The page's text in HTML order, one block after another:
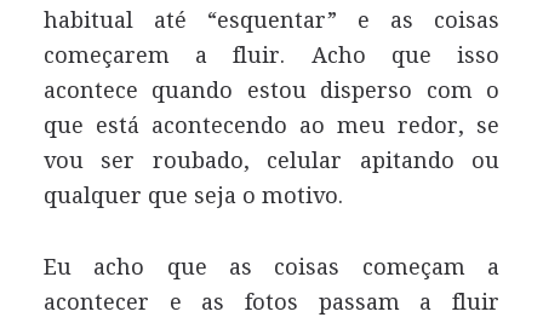
habitual até “esquentar” e as coisas
começarem a fluir. Acho que isso
acontece quando estou disperso com o
que está acontecendo ao meu redor, se
vou ser roubado, celular apitando ou
qualquer que seja o motivo.
Eu acho que as coisas começam a
acontecer e as fotos passam a fluir